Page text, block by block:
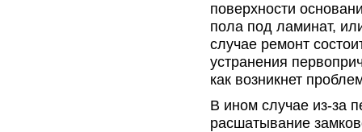
поверхности
пола под ламинат,
случае ремонт
устранения
как возникнет
В ином случае из-за
расшатывание